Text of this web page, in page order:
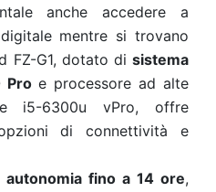
anche accedere a
mentre si trovano
FZ-G1, dotato di sistema
Proe processore ad alte
i5-6300u vPro, offre
di connettività e
autonomia fino a 14 ore,